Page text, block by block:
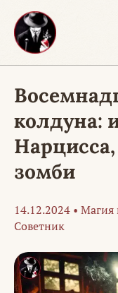
Перейти
содержимому
колдуна:
зомби
14.12.2024 • Магия
Советник